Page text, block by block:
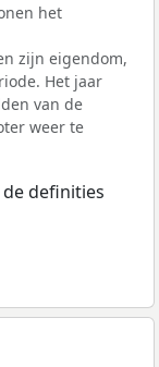
het
zijn eigendom,
Het jaar
van de
weer te
definities